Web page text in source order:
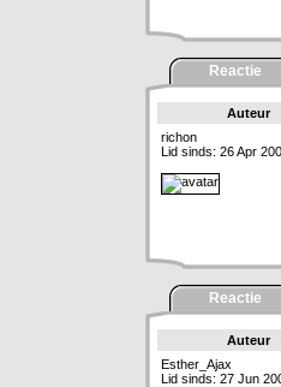
Reactie
Auteur
richon
Lid sinds: 26 Apr
Reactie
Auteur
Esther_Ajax
Lid sinds: 27 Jun